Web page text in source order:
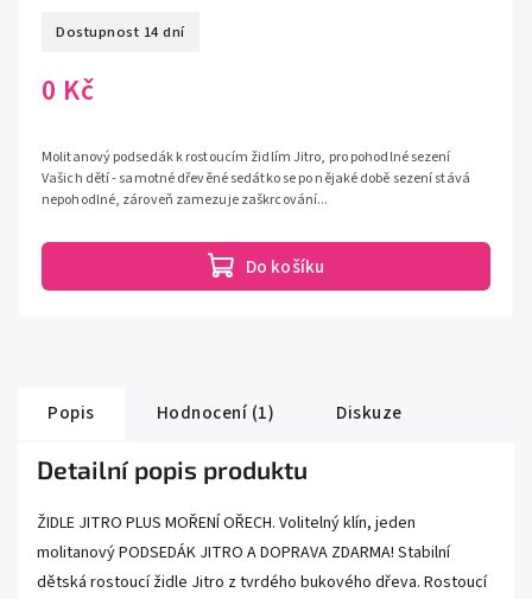
Dostupnost 14 dní
0 Kč
Do košíku
Molitanový podsedák k rostoucím židlím Jitro, pro pohodlné sezení
Vašich dětí - samotné dřevěné sedátko se po nějaké době sezení stává
nepohodlné, zároveň zamezuje zaškrcování...
Popis Hodnocení (1) Diskuze
Detailní popis produktu
ŽIDLE JITRO PLUS MOŘENÍ OŘECH. Volitelný klín, jeden
molitanový PODSEDÁK JITRO A DOPRAVA ZDARMA! Stabilní
dětská rostoucí židle Jitro z tvrdého bukového dřeva. Rostoucí